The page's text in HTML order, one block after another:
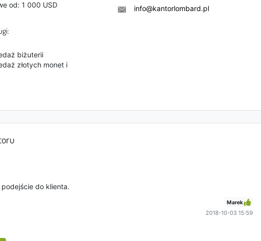
od: 1 000 USD
biżuterii
złotych monet i
info@kantorlombard.pl
do klienta.
Marek
2018-10-03 15:59